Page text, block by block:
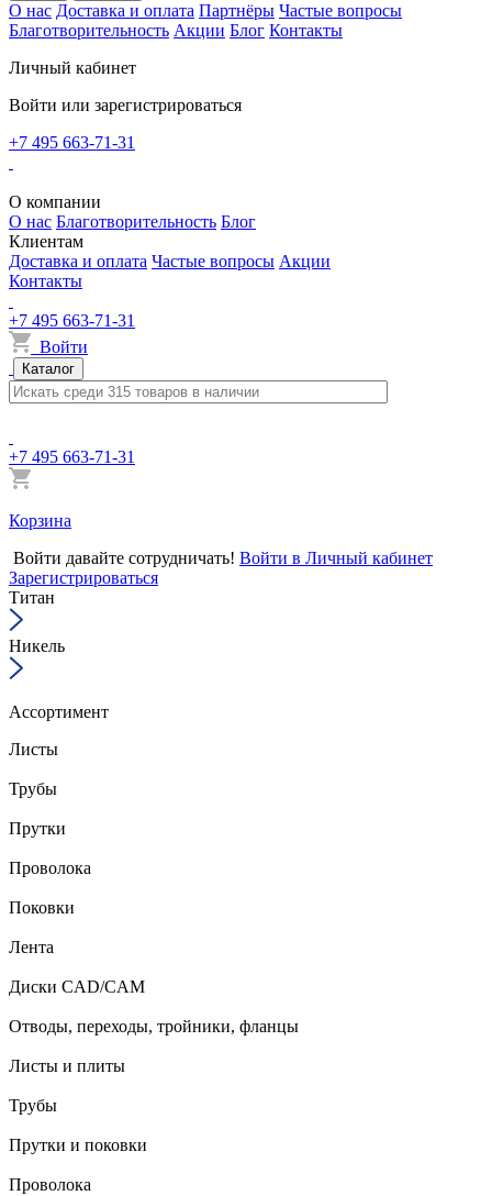
О нас Доставка и оплата Партнёры Частые вопросы
Благотворительность Акции Блог Контакты
Личный кабинет
Войти или зарегистрироваться
+7 495 663-71-31
О компании
О нас Благотворительность Блог
Клиентам
Доставка и оплата Частые вопросы Акции
Контакты
+7 495 663-71-31
Войти
Каталог
+7 495 663-71-31
Корзина
Войти давайте сотрудничать! Войти в Личный кабинет
Зарегистрироваться
Титан
Никель
Ассортимент
Листы
Трубы
Прутки
Проволока
Поковки
Лента
Диски CAD/CAM
Отводы, переходы, тройники, фланцы
Листы и плиты
Трубы
Прутки и поковки
Проволока